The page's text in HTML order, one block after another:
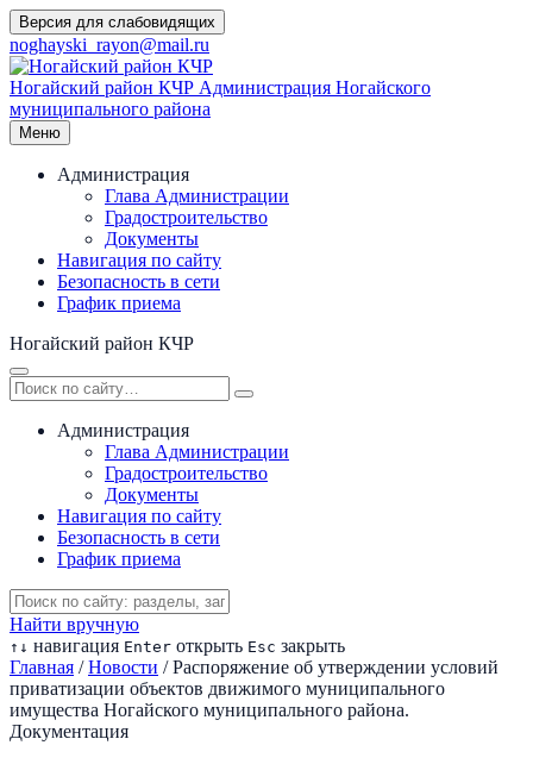
Перейти
к
содержимому
Версия для слабовидящих
noghayski_rayon@mail.ru
Ногайский район КЧР Администрация Ногайского
муниципального района
Меню
Администрация
Глава Администрации
Градостроительство
Документы
Навигация по сайту
Безопасность в сети
График приема
Ногайский район КЧР
Администрация
Глава Администрации
Градостроительство
Документы
Навигация по сайту
Безопасность в сети
График приема
Найти вручную
↑ ↓ навигация Enter открыть Esc закрыть
Главная / Новости / Распоряжение об утверждении условий
приватизации объектов движимого муниципального
имущества Ногайского муниципального района.
Документация